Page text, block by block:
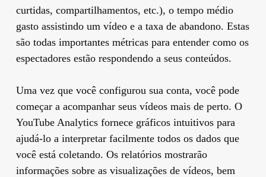
curtidas, compartilhamentos, etc.), o tempo médio
gasto assistindo um vídeo e a taxa de abandono. Estas
são todas importantes métricas para entender como os
espectadores estão respondendo a seus conteúdos.
Uma vez que você configurou sua conta, você pode
começar a acompanhar seus vídeos mais de perto. O
YouTube Analytics fornece gráficos intuitivos para
ajudá-lo a interpretar facilmente todos os dados que
você está coletando. Os relatórios mostrarão
informações sobre as visualizações de vídeos, bem